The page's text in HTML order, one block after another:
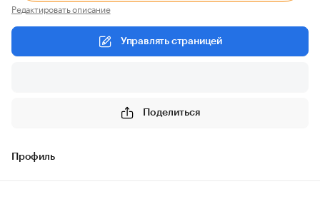
Редактировать описание
Управлять страницей
Поделиться
Профиль